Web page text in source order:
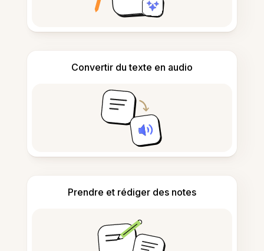
Convertir du texte en audio
Prendre et rédiger des notes